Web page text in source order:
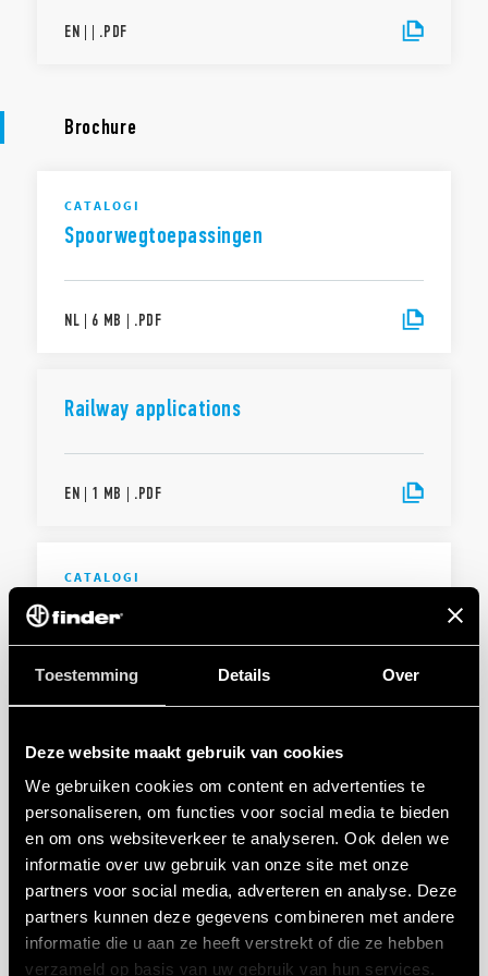
Toestemming Details Over
Deze website maakt gebruik van cookies
We gebruiken cookies om content en advertenties te
personaliseren, om functies voor social media te bieden
en om ons websiteverkeer te analyseren. Ook delen we
informatie over uw gebruik van onze site met onze
partners voor social media, adverteren en analyse. Deze
partners kunnen deze gegevens combineren met andere
informatie die u aan ze heeft verstrekt of die ze hebben
verzameld op basis van uw gebruik van hun services.
EN | | .PDF
Brochure
CATALOGI
Spoorwegtoepassingen
NL | 6 MB | .PDF
Railway applications
EN | 1 MB | .PDF
CATALOGI
Brochure Industrial applications
Solutions for electrical panels and
industrial automation
EN| 3 MB| .PDF